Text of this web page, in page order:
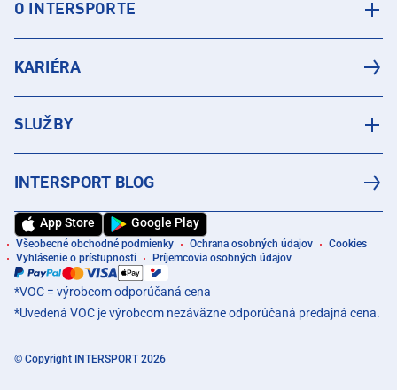
O INTERSPORTE
KARIÉRA
SLUŽBY
INTERSPORT BLOG
App Store Google Play
Všeobecné obchodné podmienky Ochrana osobných údajov
Cookies
Vyhlásenie o prístupnosti
Príjemcovia osobných údajov
*VOC = výrobcom odporúčaná cena
*Uvedená VOC je výrobcom nezáväzne odporúčaná predajná cena.
© Copyright INTERSPORT 2026